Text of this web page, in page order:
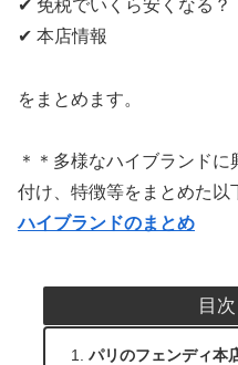
✔ 免税でいくら安くなる？
✔ 本店情報
をまとめます。
＊＊多様なハイブランド
付け、特徴等をまとめた以
ハイブランドのまとめ
目次
パリのフェンディ本